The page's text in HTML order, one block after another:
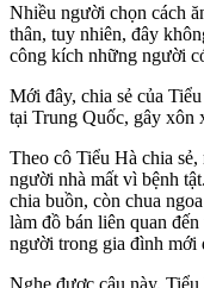
Nhiều người chọn cách
thân, tuy nhiên, đây
công kích những người
Mới đây, chia sẻ của
tại Trung Quốc, gây xôn
Theo cô Tiểu Hà chia
người nhà mất vì bệnh
chia buồn, còn chua
làm đồ bán liên quan
người trong gia đình mới
Nghe được câu này,